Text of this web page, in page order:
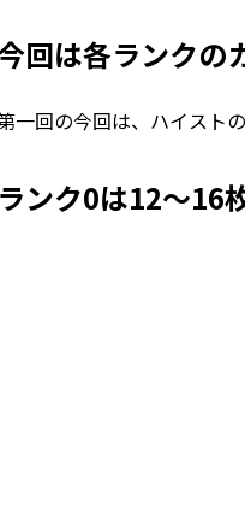
回は各ランクの
一回の今回は、ハイスト
ランク0は12〜16